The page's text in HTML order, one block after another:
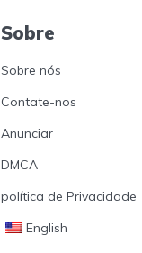
Sobre
Sobre nós
Contate-nos
Anunciar
DMCA
política de Privacidade
English